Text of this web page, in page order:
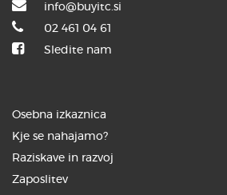
info@buyitc.si
02 461 04 61
Sledite nam
Osebna izkaznica
Kje se nahajamo?
Raziskave in razvoj
Zaposlitev